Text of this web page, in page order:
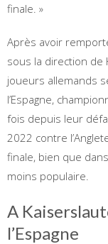
finale. »
Après avoir
sous la direction de
joueurs allemands
l’Espagne,
fois depuis leur
2022 contre
finale, bien que
moins populaire.
A
l’Espagne